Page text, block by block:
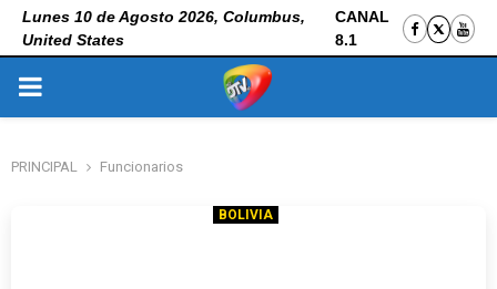
Lunes 10 de Agosto 2026, Columbus,
United States
CANAL
8.1
PRIMARY
PRINCIPAL Funcionarios
BOLIVIA